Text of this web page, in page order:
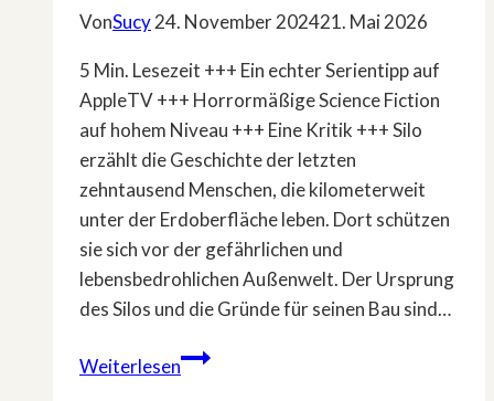
VonSucy24. November 202421. Mai 2026
5 Min. Lesezeit +++ Ein echter Serientipp auf
AppleTV +++ Horrormäßige Science Fiction
auf hohem Niveau +++ Eine Kritik +++ Silo
erzählt die Geschichte der letzten
zehntausend Menschen, die kilometerweit
unter der Erdoberfläche leben. Dort schützen
sie sich vor der gefährlichen und
lebensbedrohlichen Außenwelt. Der Ursprung
des Silos und die Gründe für seinen Bau sind…
WeiterlesenSchauderhafte